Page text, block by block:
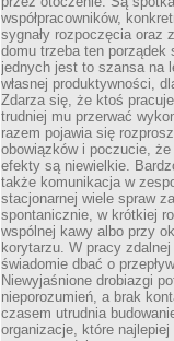
współpracowników,
sygnały rozpoczęcia oraz
domu trzeba ten porządek
jednych jest to szansa na
własnej produktywności,
Zdarza się, że ktoś
trudniej mu przerwać
razem pojawia się
obowiązków i poczucie, że
efekty są niewielkie.
także komunikacja w
stacjonarnej wiele spraw
spontanicznie, w krótkiej
wspólnej kawy albo przy
korytarzu. W pracy
świadomie dbać o
Niewyjaśnione drobiazgi
nieporozumień, a brak
czasem utrudnia
organizacje, które najlepiej